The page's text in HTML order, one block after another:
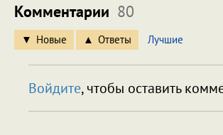
Комментарии 80
Новые Ответы Лучшие
Войдите, чтобы оставить